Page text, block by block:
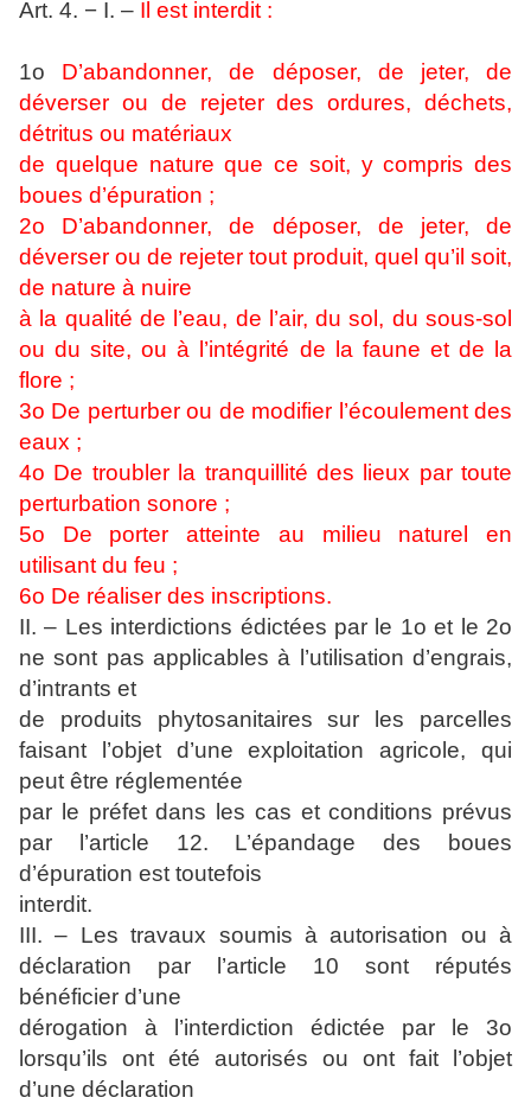
Art. 4. − I. – Il est interdit :
1o D’abandonner, de déposer, de jeter, de
déverser ou de rejeter des ordures, déchets,
détritus ou matériaux
de quelque nature que ce soit, y compris des
boues d’épuration ;
2o D’abandonner, de déposer, de jeter, de
déverser ou de rejeter tout produit, quel qu’il soit,
de nature à nuire
à la qualité de l’eau, de l’air, du sol, du sous-sol
ou du site, ou à l’intégrité de la faune et de la
flore ;
3o De perturber ou de modifier l’écoulement des
eaux ;
4o De troubler la tranquillité des lieux par toute
perturbation sonore ;
5o De porter atteinte au milieu naturel en
utilisant du feu ;
6o De réaliser des inscriptions.
II. – Les interdictions édictées par le 1o et le 2o
ne sont pas applicables à l’utilisation d’engrais,
d’intrants et
de produits phytosanitaires sur les parcelles
faisant l’objet d’une exploitation agricole, qui
peut être réglementée
par le préfet dans les cas et conditions prévus
par l’article 12. L’épandage des boues
d’épuration est toutefois
interdit.
III. – Les travaux soumis à autorisation ou à
déclaration par l’article 10 sont réputés
bénéficier d’une
dérogation à l’interdiction édictée par le 3o
lorsqu’ils ont été autorisés ou ont fait l’objet
d’une déclaration